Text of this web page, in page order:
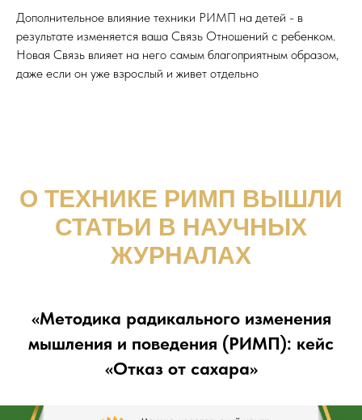
Дополнительное влияние техники РИМП на детей - в
результате изменяется ваша Связь Отношений с ребенком.
Новая Связь влияет на него самым благоприятным образом,
даже если он уже взрослый и живет отдельно
О ТЕХНИКЕ РИМП ВЫШЛИ
СТАТЬИ В НАУЧНЫХ
ЖУРНАЛАХ
«Методика радикального изменения
мышления и поведения (РИМП): кейс
«Отказ от сахара»